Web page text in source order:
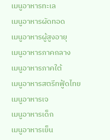
เมนูอาหารทะเล
เมนูอาหารผัดทอด
เมนูอาหารผู้สูงอายุ
เมนูอาหารภาคกลาง
เมนูอาหารภาคใต้
เมนูอาหารสตรีทฟู้ดไทย
เมนูอาหารเจ
เมนูอาหารเด็ก
เมนูอาหารเย็น